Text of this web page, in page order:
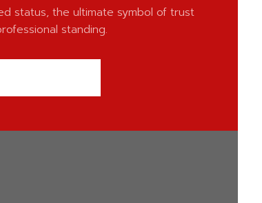
status, the ultimate symbol of trust
standing.